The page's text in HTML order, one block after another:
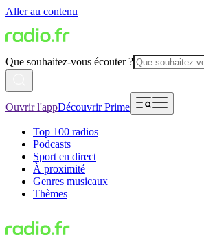
Aller au contenu
Que souhaitez-vous écouter ?
Ouvrir l'appDécouvrir Prime
Top 100 radios
Podcasts
Sport en direct
À proximité
Genres musicaux
Thèmes